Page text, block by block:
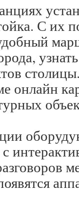
С их
онлайн